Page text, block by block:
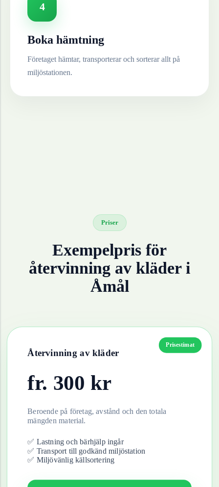
4
Boka hämtning
Företaget hämtar, transporterar och sorterar allt på
miljöstationen.
Priser
Exempelpris för
återvinning av kläderi
Åmål
Prisestimat
Återvinning av kläder
fr. 300 kr
Beroende på företag, avstånd och den totala
mängden material.
✅ Lastning och bärhjälp ingår
✅ Transport till godkänd miljöstation
✅ Miljövänlig källsortering